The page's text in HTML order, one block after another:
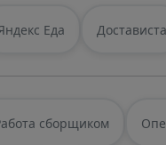
Еда Достависта
сборщиком